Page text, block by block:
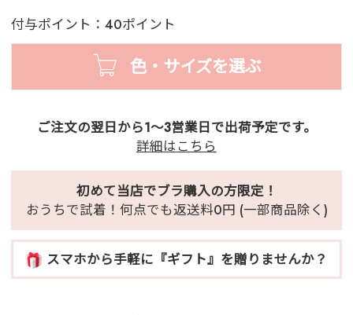
付与ポイント：40ポイント
色・サイズを選ぶ
ご注文の翌日から1～3営業日で出荷予定です。
詳細はこちら
初めて当店でブラ購入の方限定！
おうちで試着！何点でも返送料0円 (一部商品除く)
スマホから手軽に『ギフト』を贈りませんか？